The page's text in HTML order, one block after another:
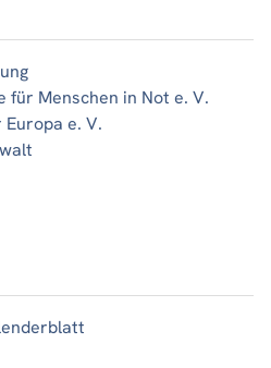
für Menschen in Not e. V.
e. V.